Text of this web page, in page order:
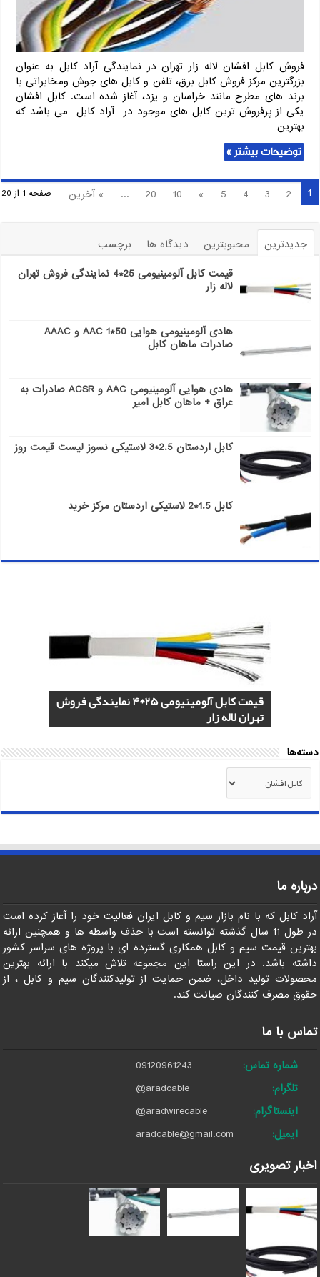
فروش کابل افشان لاله زار تهران در نمایندگی آراد کابل به عنوان
بزرگترین مرکز فروش کابل برق، تلفن و کابل های جوش ومخابراتی با
برند های مطرح مانند خراسان و یزد، آغاز شده است. کابل افشان
یکی از پرفروش ترین کابل های موجود در آراد کابل می باشد که
بهترین …
توضیحات بیشتر »
صفحه 1 از 20 1
2
3
4
5
»
10
20
... » آخرین
جدیدترین محبوبترین دیدگاه ها
برچسب
قیمت کابل آلومینیومی 25*4 نمایندگی فروش تهران
لاله زار
هادی آلومینیومی هوایی 50*1 AAC و AAAC
صادرات ماهان کابل
هادی هوایی آلومینیومی AAC و ACSR صادرات به
عراق + ماهان کابل امیر
کابل اردستان 2.5*3 لاستیکی نسوز لیست قیمت روز
کابل 1.5*2 لاستیکی اردستان مرکز خرید
قیمت کابل آلومینیومی 25*4 نمایندگی فروش
تهران لاله زار
هادی آلومینیومی هوایی 50*1 AAC و AAAC
صادرات ماهان کابل
هادی هوایی آلومینیومی AAC و ACSR
صادرات به عراق + ماهان کابل امیر
کابل اردستان 2.5*3 لاستیکی نسوز لیست
قیمت روز
کابل 1.5*2 لاستیکی اردستان مرکز خرید
دسته‌ها
درباره ما
آراد کابل که با نام بازار سیم و کابل ایران فعالیت خود را آغاز کرده است
در طول 11 سال گذشته توانسته است با حذف واسطه ها و همچنین ارائه
بهترین قیمت سیم و کابل همکاری گسترده ای با پروژه های سراسر کشور
داشته باشد. در این راستا این مجموعه تلاش میکند با ارائه بهترین
محصولات تولید داخل، ضمن حمایت از تولیدکنندگان سیم و کابل ، از
حقوق مصرف کنندگان صیانت کند.
تماس با ما
شماره تماس:
09120961243
تلگرام:
@aradcable
اینستاگرام:
@aradwirecable
ایمیل:
aradcable@gmail.com
اخبار تصویری